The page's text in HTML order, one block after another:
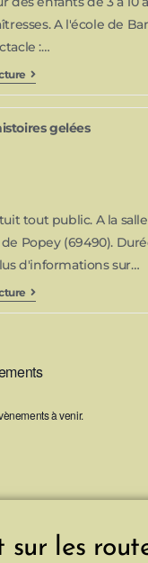
A l'école de
:…
gelées
tout public. A la
Popey (69490).
d'informations sur…
à venir.
les